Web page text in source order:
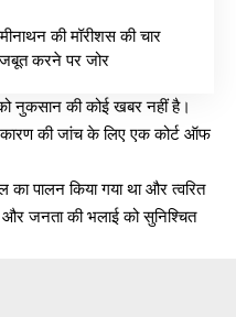
की मॉरीशस की चार
करने पर जोर
नुकसान की कोई खबर नहीं है।
कारण की जांच के लिए एक कोर्ट ऑफ
का पालन किया गया था और त्वरित
और जनता की भलाई को सुनिश्चित